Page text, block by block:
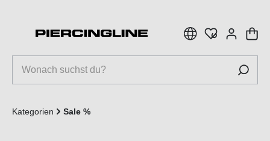
Kategorien Sale %